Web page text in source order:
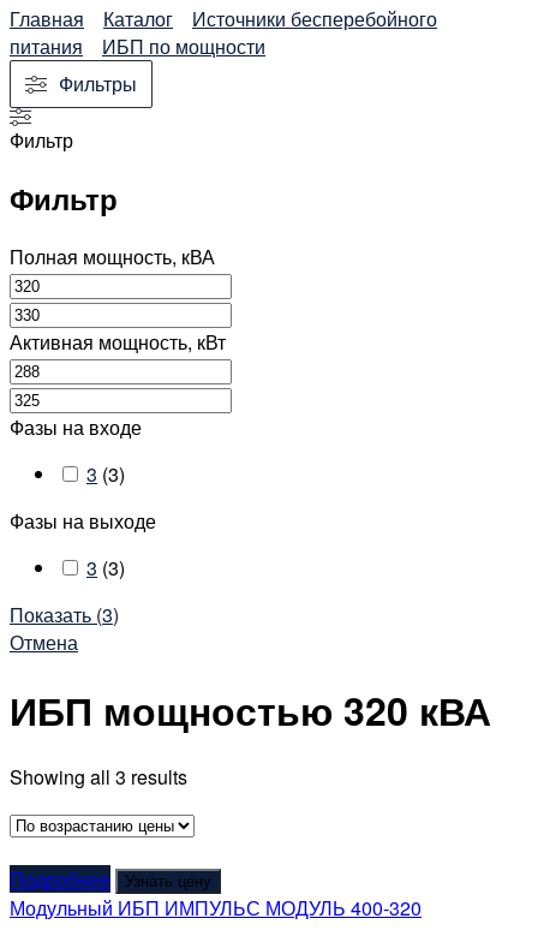
Главная Каталог
Источники бесперебойного
питания
ИБП по мощности
Фильтры
Фильтр
Фильтр
Полная мощность, кВА
Активная мощность, кВт
Фазы на входе
3 (3)
Фазы на выходе
3 (3)
Показать (3)
Отмена
ИБП мощностью 320 кВА
Showing all 3 results
Подробнее Узнать цену
Модульный ИБП ИМПУЛЬС МОДУЛЬ 400-320